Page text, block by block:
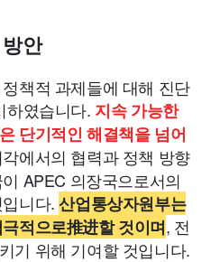
안
책적 과제들에 대해 진단
하였습니다. 지속 가능한
단기적인 해결책을 넘어
에서의 협력과 정책 방향
APEC 의장국으로서의
입니다.산업통상자원부는
적으로推进할 것이며, 전
기 위해 기여할 것입니다.